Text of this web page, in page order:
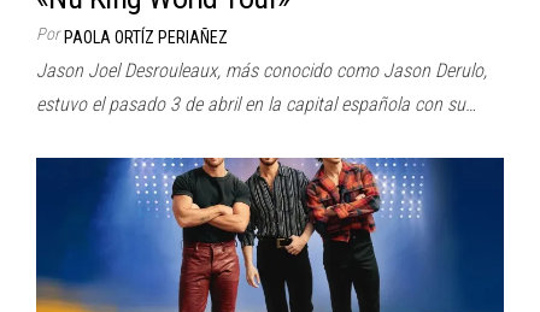
Por PAOLA ORTÍZ PERIAÑEZ
Jason Joel Desrouleaux, más conocido como Jason Derulo,
estuvo el pasado 3 de abril en la capital española con su…